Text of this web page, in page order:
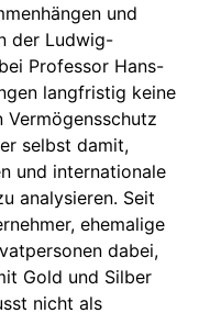
und
der Ludwig-
Professor Hans-
langfristig keine
Vermögensschutz
selbst damit,
und internationale
analysieren. Seit
ehemalige
dabei,
Gold und Silber
nicht als